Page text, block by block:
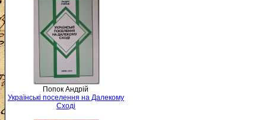
Попок Андрій
Українські поселення на Далекому
Сході